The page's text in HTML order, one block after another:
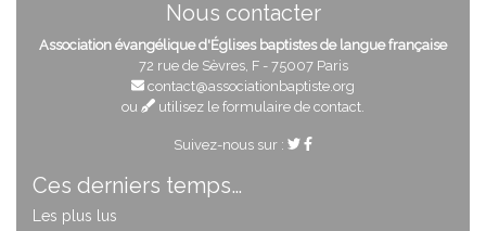
Nous contacter
Association évangélique d'Églises baptistes de langue française
72 rue de Sèvres, F - 75007 Paris
contact@associationbaptiste.org
ou
utilisez le formulaire de contact.
Suivez-nous sur :
Ces derniers temps…
Les plus lus